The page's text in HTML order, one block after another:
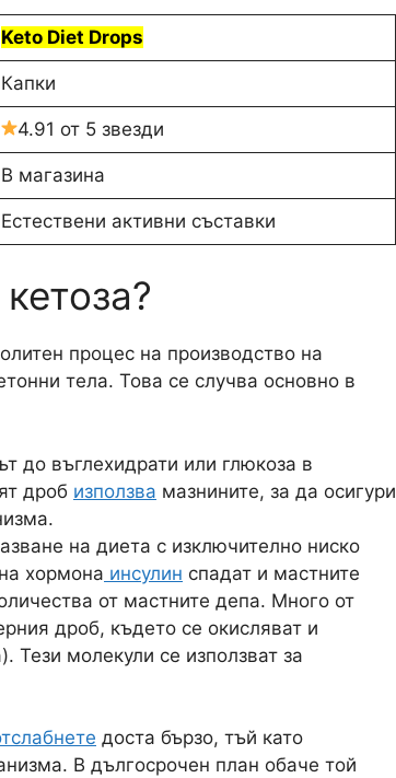
Keto Diet Drops
Капки
4.91 от 5 звезди
В магазина
Естествени активни съставки
процес на производство на
тела. Това се случва основно в
до въглехидрати или глюкоза в
дроб използва мазнините, за да осигури
на диета с изключително ниско
хормона инсулин спадат и мастните
от мастните депа. Много от
дроб, където се окисляват и
Тези молекули се използват за
доста бързо, тъй като
В дългосрочен план обаче той